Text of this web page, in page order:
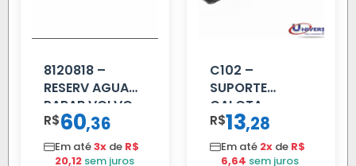
8120818 –
RESERV AGUA
PARAB VOLVO
EDC
R$60,36
Em até3x de R$
20,12 sem juros
C102 –
SUPORTE
CALOTA
DIANTEIRA
RODA 10 FUROS
R$13,28
Em até 2x de R$
6,64 sem juros